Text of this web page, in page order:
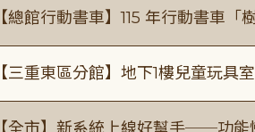
【總館行動書車】115 年行動書車
【三重東區分館】地下1樓兒童玩具